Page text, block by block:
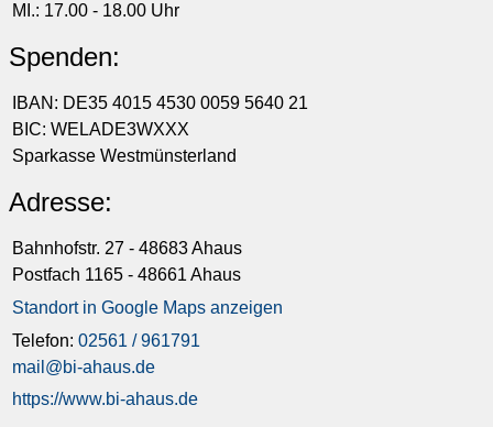
MI.: 17.00 - 18.00 Uhr
Spenden:
IBAN: DE35 4015 4530 0059 5640 21
BIC: WELADE3WXXX
Sparkasse Westmünsterland
Adresse:
Bahnhofstr. 27 - 48683 Ahaus
Postfach 1165 - 48661 Ahaus
Standort in Google Maps anzeigen
Telefon:02561 / 961791
mail@bi-ahaus.de
https://www.bi-ahaus.de